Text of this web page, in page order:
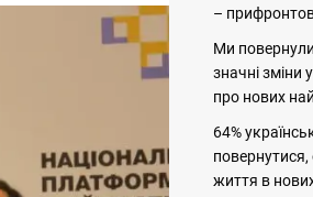
–
Ми
значні зміни
про нових
64%
життя в